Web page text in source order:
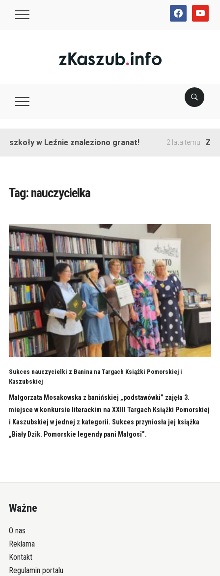
facebookyoutube
szkoły w Leźnie znaleziono granat! 2 lata temu
Tag: nauczycielka
Sukces nauczycielki z Banina na Targach Książki Pomorskiej i
Kaszubskiej
Małgorzata Mosakowska z banińskiej „podstawówki” zajęła 3.
miejsce w konkursie literackim na XXIII Targach Książki Pomorskiej
i Kaszubskiej w jednej z kategorii. Sukces przyniosła jej książka
„Biały Dzik. Pomorskie legendy pani Małgosi”.
Ważne
O nas
Reklama
Kontakt
Regulamin portalu